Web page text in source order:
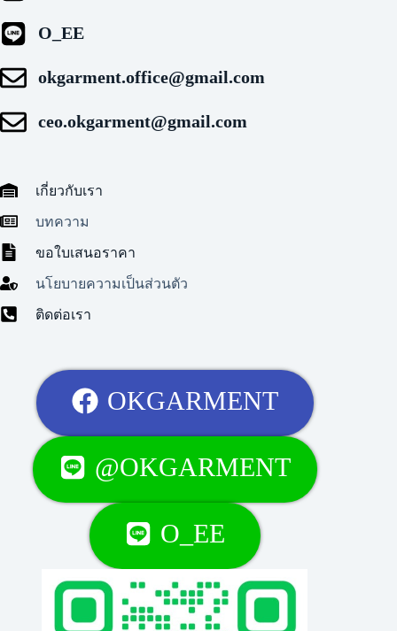
O_EE
okgarment.office@gmail.com
ceo.okgarment@gmail.com
เกี่ยวกับเรา
บทความ
ขอใบเสนอราคา
นโยบายความเป็นส่วนตัว
ติดต่อเรา
OKGARMENT
@OKGARMENT
O_EE